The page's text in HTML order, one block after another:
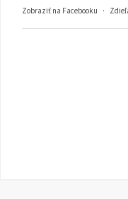
Zobraziť na Facebooku ·